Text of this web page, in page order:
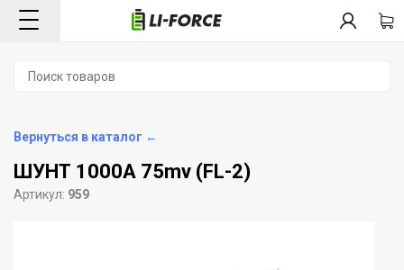
Вернуться в каталог ←
ШУНТ 1000А 75mv (FL-2)
Артикул: 959